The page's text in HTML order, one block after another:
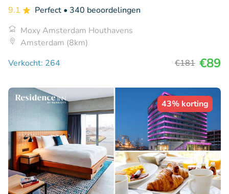
9.1 Perfect • 340 beoordelingen
Moxy Amsterdam Houthavens
Amsterdam (8km)
Verkocht: 264
€181 €89
43% korting